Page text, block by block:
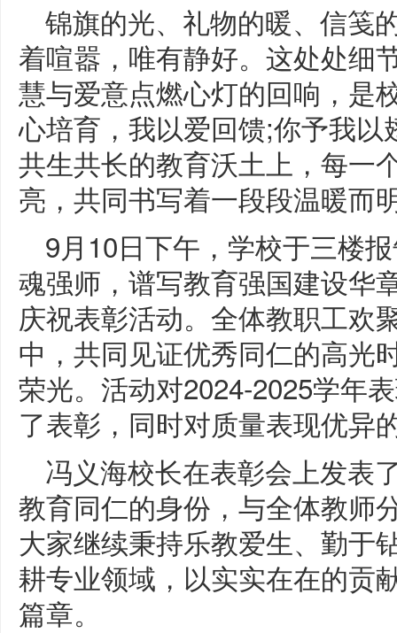
锦旗的光、礼物的暖、信笺
着喧嚣，唯有静好。这处处
慧与爱意点燃心灯的回响，是
心培育，我以爱回馈;你予我
共生共长的教育沃土上，每一
亮，共同书写着一段段温暖而
9月10日下午，学校于三楼
魂强师，谱写教育强国建设华
庆祝表彰活动。全体教职工欢
中，共同见证优秀同仁的高光
荣光。活动对2024-2025学年
了表彰，同时对质量表现优异
冯义海校长在表彰会上发表
教育同仁的身份，与全体教师
大家继续秉持乐教爱生、勤于
耕专业领域，以实实在在的贡
篇章。